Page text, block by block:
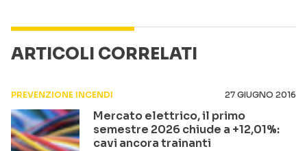
ARTICOLI CORRELATI
PREVENZIONE INCENDI 27 GIUGNO 2016
Mercato elettrico, il primo
semestre 2026 chiude a +12,01%:
cavi ancora trainanti